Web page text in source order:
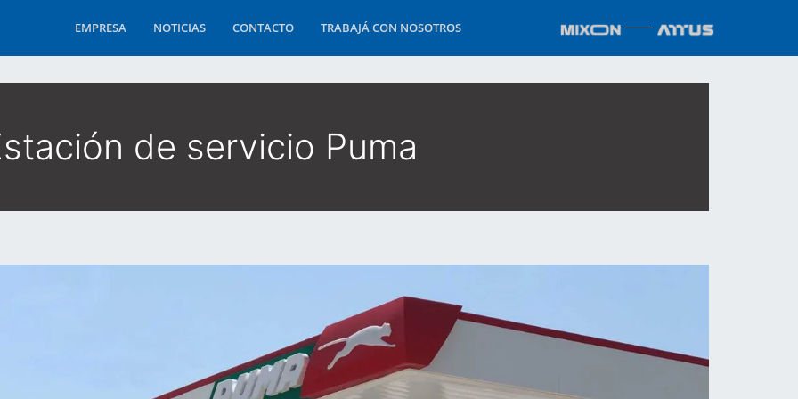
EMPRESA NOTICIAS CONTACTO TRABAJÁ CON NOSOTROS
de servicio Puma